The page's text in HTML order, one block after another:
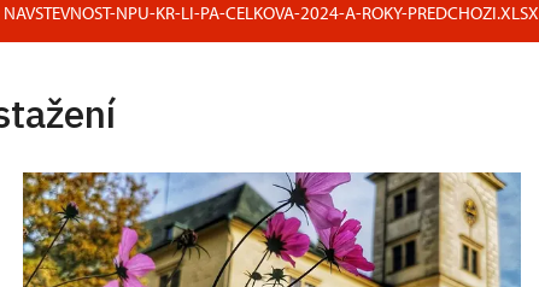
NAVSTEVNOST-NPU-KR-LI-PA-CELKOVA-2024-A-ROKY-PREDCHOZI.XLSX